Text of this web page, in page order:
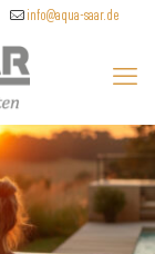
info@aqua-saar.de